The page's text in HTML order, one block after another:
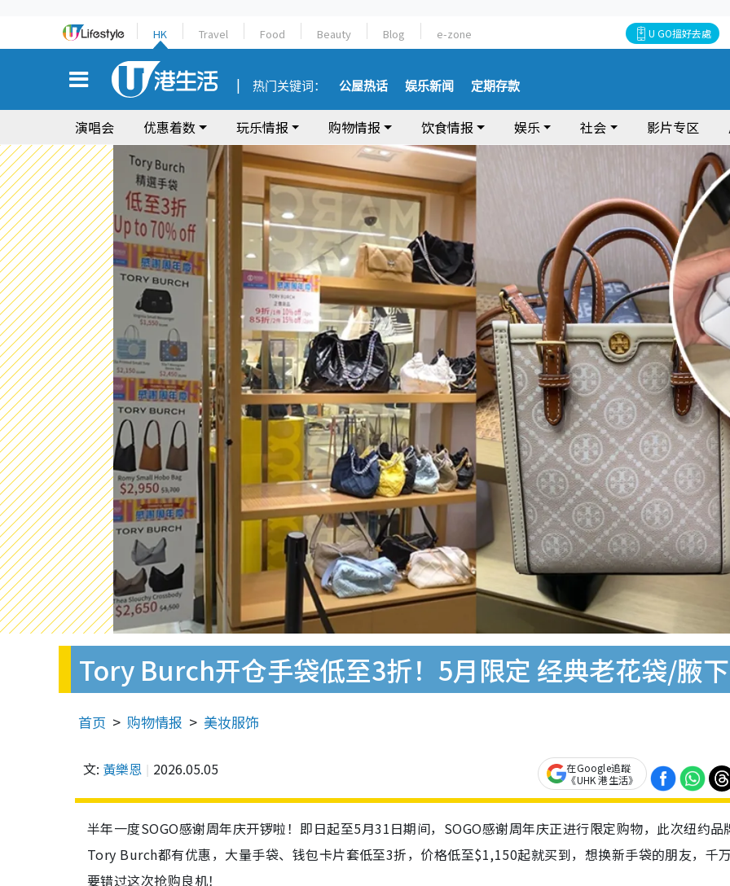
HK Travel Food Beauty Blog e-zone U GO搵好去處
热门关键词： 公屋热话 娱乐新闻 定期存款
演唱会 优惠着数 玩乐情报 购物情报 饮食情报 娱乐 社会 影片专区
Tory Burch开仓手袋低至3折！5月限定 经典老花袋/腋
首页 购物情报 美妆服饰
文: 黃樂恩 2026.05.05
在Google追蹤
《UHK 港生活》
半年一度SOGO感谢周年庆开锣啦！即日起至5月31日期间，SOGO感谢周年庆正进行限定购物，此次纽约品
Tory Burch都有优惠，大量手袋、钱包卡片套低至3折，价格低至$1,150起就买到，想换新手袋的朋友，千
要错过这次抢购良机！